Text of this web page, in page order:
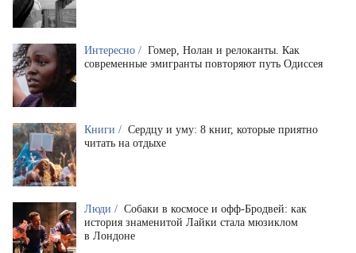
Интересно / Гомер, Нолан и релоканты. Как
современные эмигранты повторяют путь Одиссея
Книги / Сердцу и уму: 8 книг, которые приятно
читать на отдыхе
Люди / Собаки в космосе и офф-Бродвей: как
история знаменитой Лайки стала мюзиклом
в Лондоне